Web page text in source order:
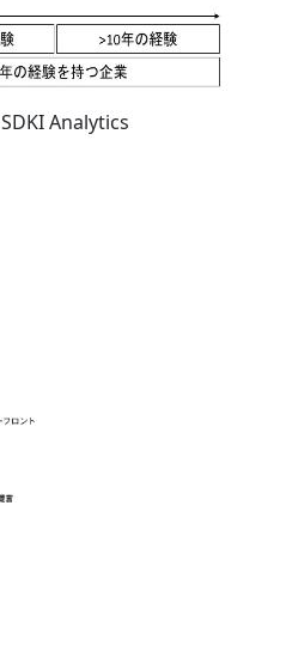
SDKI Analytics